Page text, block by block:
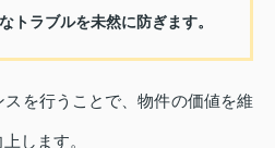
トラブルを未然に防ぎます。
を行うことで、物件の価値を維
します。